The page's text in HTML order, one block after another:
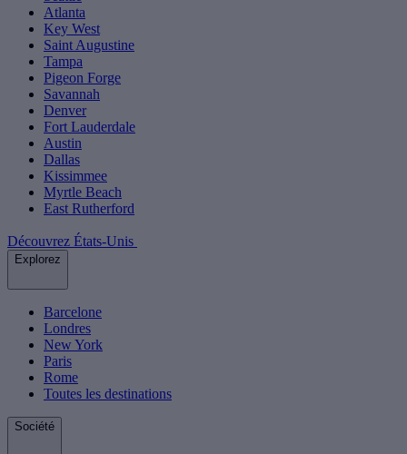
Atlanta
Key West
Saint Augustine
Tampa
Pigeon Forge
Savannah
Denver
Fort Lauderdale
Austin
Dallas
Kissimmee
Myrtle Beach
East Rutherford
Découvrez États-Unis
Explorez
Barcelone
Londres
New York
Paris
Rome
Toutes les destinations
Société